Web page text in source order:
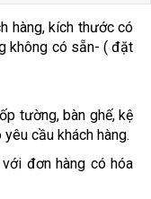
hàng, kích thước có
không có sẵn- ( đặt
tường, bàn ghế, kệ
cầu khách hàng.
đơn hàng có hóa